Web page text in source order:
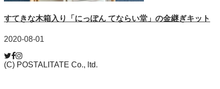
すてきな木箱入り「にっぽん てならい堂」の金継ぎキット
2020-08-01
(C) POSTALITATE Co., ltd.